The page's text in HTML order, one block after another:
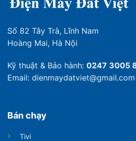
Số 82 Tây Trà, Lĩnh Nam
Hoàng Mai, Hà Nội
Kỹ thuật & Bảo hành: 0247 3005
Email: dienmaydatviet@gmail.com
Bán chạy
Tivi